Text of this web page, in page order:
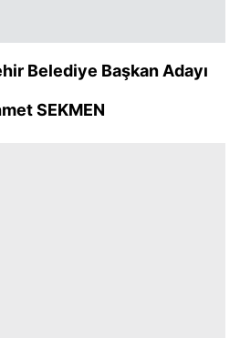
Belediye Başkan Adayı
SEKMEN